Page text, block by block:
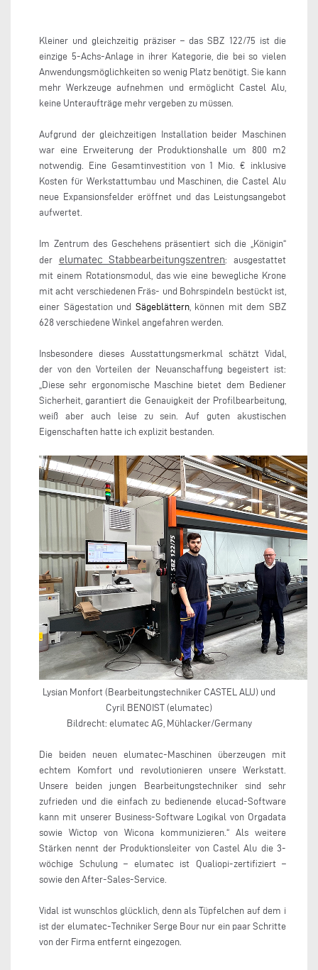
Kleiner und gleichzeitig präziser – das SBZ 122/75 ist die
einzige 5-Achs-Anlage in ihrer Kategorie, die bei so vielen
Anwendungsmöglichkeiten so wenig Platz benötigt. Sie kann
mehr Werkzeuge aufnehmen und ermöglicht Castel Alu,
keine Unteraufträge mehr vergeben zu müssen.
Aufgrund der gleichzeitigen Installation beider Maschinen
war eine Erweiterung der Produktionshalle um 800 m2
notwendig. Eine Gesamtinvestition von 1 Mio. € inklusive
Kosten für Werkstattumbau und Maschinen, die Castel Alu
neue Expansionsfelder eröffnet und das Leistungsangebot
aufwertet.
Im Zentrum des Geschehens präsentiert sich die „Königin“
der elumatec Stabbearbeitungszentren: ausgestattet
mit einem Rotationsmodul, das wie eine bewegliche Krone
mit acht verschiedenen Fräs- und Bohrspindeln bestückt ist,
einer Sägestation und Sägeblättern, können mit dem SBZ
628 verschiedene Winkel angefahren werden.
Insbesondere dieses Ausstattungsmerkmal schätzt Vidal,
der von den Vorteilen der Neuanschaffung begeistert ist:
„Diese sehr ergonomische Maschine bietet dem Bediener
Sicherheit, garantiert die Genauigkeit der Profilbearbeitung,
weiß aber auch leise zu sein. Auf guten akustischen
Eigenschaften hatte ich explizit bestanden.
Lysian Monfort (Bearbeitungstechniker CASTEL ALU) und
Cyril BENOIST (elumatec)
Bildrecht: elumatec AG, Mühlacker/Germany
Die beiden neuen elumatec-Maschinen überzeugen mit
echtem Komfort und revolutionieren unsere Werkstatt.
Unsere beiden jungen Bearbeitungstechniker sind sehr
zufrieden und die einfach zu bedienende elucad-Software
kann mit unserer Business-Software Logikal von Orgadata
sowie Wictop von Wicona kommunizieren.“ Als weitere
Stärken nennt der Produktionsleiter von Castel Alu die 3-
wöchige Schulung – elumatec ist Qualiopi-zertifiziert –
sowie den After-Sales-Service.
Vidal ist wunschlos glücklich, denn als Tüpfelchen auf dem i
ist der elumatec-Techniker Serge Bour nur ein paar Schritte
von der Firma entfernt eingezogen.